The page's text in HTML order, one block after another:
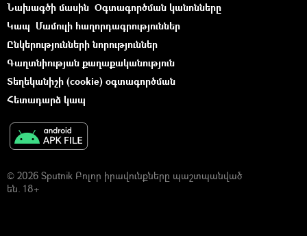
Նախագծի մասին Օգտագործման կանոնները
Կապ Մամուլի հաղորդագրություններ
Ընկերությունների նորություններ
Գաղտնիության քաղաքականություն
Տեղեկանիշի (cookie) օգտագործման
Հետադարձ կապ
© 2026 Sputnik Բոլոր իրավունքները պաշտպանված
են. 18+